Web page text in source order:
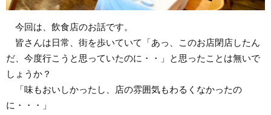
今回は、飲食店のお話です。
皆さんは日常、街を歩いていて「あっ、このお店閉店したん
だ、今度行こうと思っていたのに・・」と思ったことは無いで
しょうか？
「味もおいしかったし、店の雰囲気もわるくなかったの
に・・・」